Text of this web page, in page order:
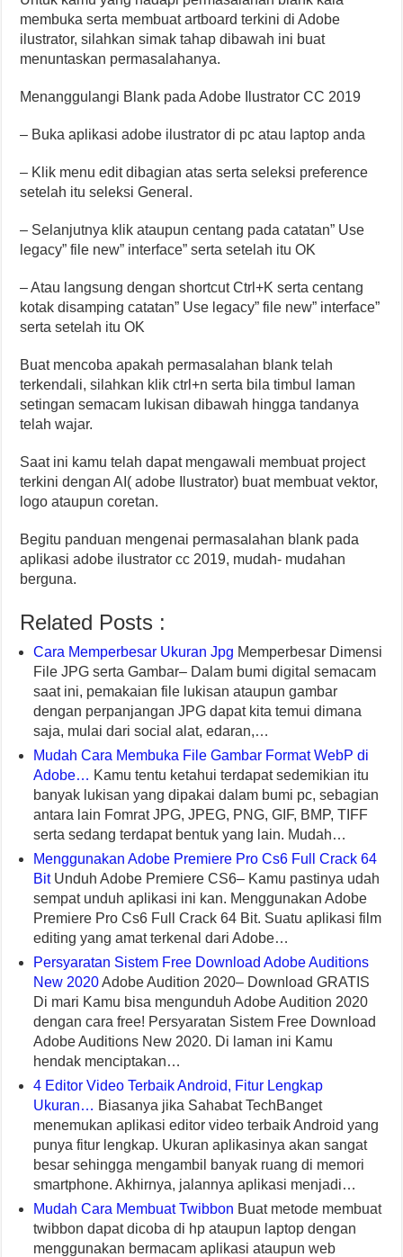
membuka serta membuat artboard terkini di Adobe
ilustrator, silahkan simak tahap dibawah ini buat
menuntaskan permasalahanya.
Menanggulangi Blank pada Adobe Ilustrator CC 2019
– Buka aplikasi adobe ilustrator di pc atau laptop anda
– Klik menu edit dibagian atas serta seleksi preference
setelah itu seleksi General.
– Selanjutnya klik ataupun centang pada catatan” Use
legacy” file new” interface” serta setelah itu OK
– Atau langsung dengan shortcut Ctrl+K serta centang
kotak disamping catatan” Use legacy” file new” interface”
serta setelah itu OK
Buat mencoba apakah permasalahan blank telah
terkendali, silahkan klik ctrl+n serta bila timbul laman
setingan semacam lukisan dibawah hingga tandanya
telah wajar.
Saat ini kamu telah dapat mengawali membuat project
terkini dengan AI( adobe Ilustrator) buat membuat vektor,
logo ataupun coretan.
Begitu panduan mengenai permasalahan blank pada
aplikasi adobe ilustrator cc 2019, mudah- mudahan
berguna.
Related Posts :
Cara Memperbesar Ukuran Jpg Memperbesar Dimensi
File JPG serta Gambar– Dalam bumi digital semacam
saat ini, pemakaian file lukisan ataupun gambar
dengan perpanjangan JPG dapat kita temui dimana
saja, mulai dari social alat, edaran,…
Mudah Cara Membuka File Gambar Format WebP di
Adobe… Kamu tentu ketahui terdapat sedemikian itu
banyak lukisan yang dipakai dalam bumi pc, sebagian
antara lain Fomrat JPG, JPEG, PNG, GIF, BMP, TIFF
serta sedang terdapat bentuk yang lain. Mudah…
Menggunakan Adobe Premiere Pro Cs6 Full Crack 64
BitUnduh Adobe Premiere CS6– Kamu pastinya udah
sempat unduh aplikasi ini kan. Menggunakan Adobe
Premiere Pro Cs6 Full Crack 64 Bit. Suatu aplikasi film
editing yang amat terkenal dari Adobe…
Persyaratan Sistem Free Download Adobe Auditions
New 2020Adobe Audition 2020– Download GRATIS
Di mari Kamu bisa mengunduh Adobe Audition 2020
dengan cara free! Persyaratan Sistem Free Download
Adobe Auditions New 2020. Di laman ini Kamu
hendak menciptakan…
4 Editor Video Terbaik Android, Fitur Lengkap
Ukuran… Biasanya jika Sahabat TechBanget
menemukan aplikasi editor video terbaik Android yang
punya fitur lengkap. Ukuran aplikasinya akan sangat
besar sehingga mengambil banyak ruang di memori
smartphone. Akhirnya, jalannya aplikasi menjadi…
Mudah Cara Membuat Twibbon Buat metode membuat
twibbon dapat dicoba di hp ataupun laptop dengan
menggunakan bermacam aplikasi ataupun web